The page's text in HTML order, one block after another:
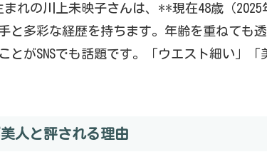
まれの川上未映子さんは、**現在48歳（
と多彩な経歴を持ちます。年齢を重ねても
とがSNSでも話題です。「ウエスト細い」
人と評される理由